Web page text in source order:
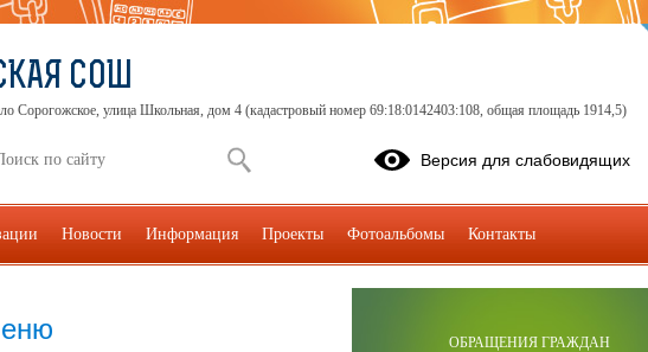
ОБРАЩЕНИЯ ГРАЖДАН
СОШ
Сорогожское, улица Школьная, дом 4 (кадастровый номер 69:18:0142403:108, общая площадь 1914,5)
Версия для слабовидящих
Новости Информация Проекты Фотоальбомы Контакты